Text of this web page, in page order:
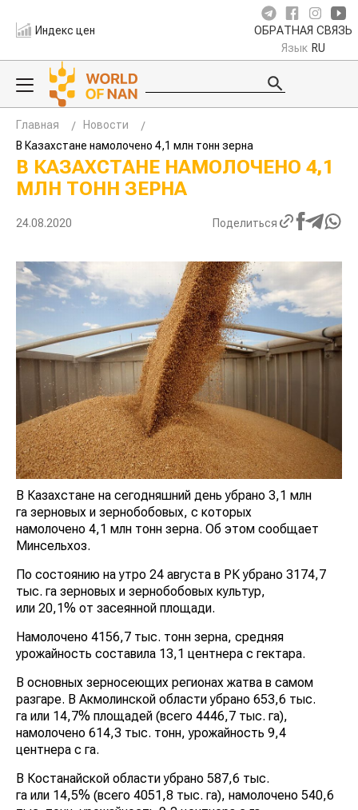
Индекс цен ОБРАТНАЯ СВЯЗЬ
Язык RU
Главная
Новости
В Казахстане намолочено 4,1 млн тонн зерна
В КАЗАХСТАНЕ НАМОЛОЧЕНО 4,1
МЛН ТОНН ЗЕРНА
24.08.2020 Поделиться
В Казахстане на сегодняшний день убрано 3,1 млн
га зерновых и зернобобовых, с которых
намолочено 4,1 млн тонн зерна. Об этом сообщает
Минсельхоз.
По состоянию на утро 24 августа в РК убрано 3174,7
тыс. га зерновых и зернобобовых культур,
или 20,1% от засеянной площади.
Намолочено 4156,7 тыс. тонн зерна, средняя
урожайность составила 13,1 центнера с гектара.
В основных зерносеющих регионах жатва в самом
разгаре. В Акмолинской области убрано 653,6 тыс.
га или 14,7% площадей (всего 4446,7 тыс. га),
намолочено 614,3 тыс. тонн, урожайность 9,4
центнера с га.
В Костанайской области убрано 587,6 тыс.
га или 14,5% (всего 4051,8 тыс. га), намолочено 540,6